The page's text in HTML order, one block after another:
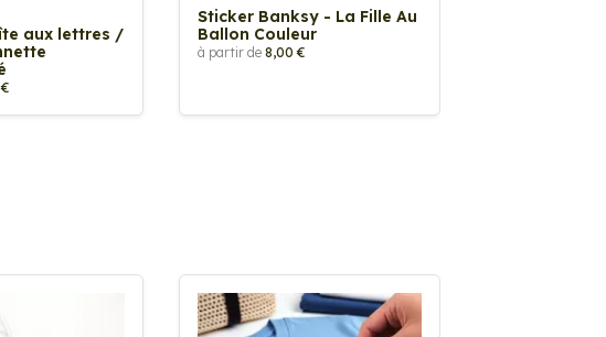
aux lettres /
Sticker Banksy - La Fille Au
Ballon Couleur
à partir de 8,00 €